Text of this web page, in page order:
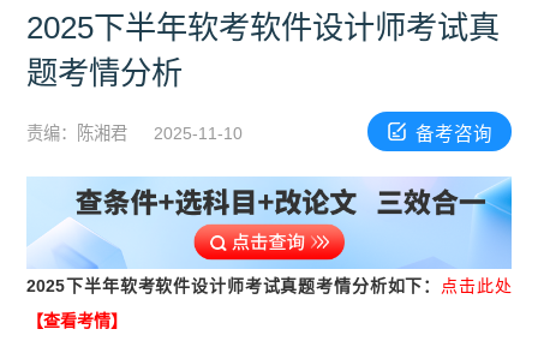
2025下半年软考软件设计师考试真
题考情分析
责编：陈湘君 2025-11-10 备考咨询
2025下半年软考软件设计师考试真题考情分析如下：
点击此处
【查看考情】